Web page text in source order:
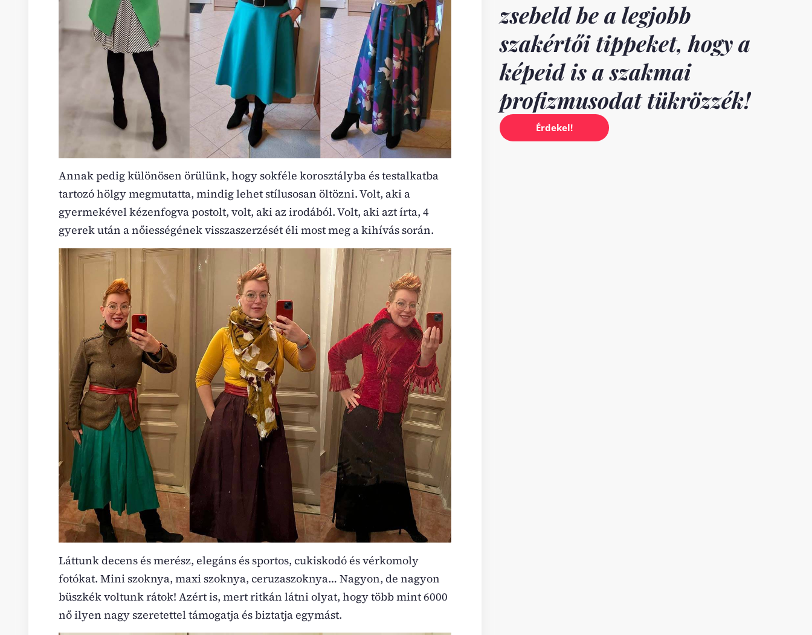
Annak pedig különösen örülünk, hogy sokféle korosztályba és testalkatba
tartozó hölgy megmutatta, mindig lehet stílusosan öltözni. Volt, aki a
gyermekével kézenfogva postolt, volt, aki az irodából. Volt, aki azt írta, 4
gyerek után a nőiességének visszaszerzését éli most meg a kihívás során.
Láttunk decens és merész, elegáns és sportos, cukiskodó és vérkomoly
fotókat. Mini szoknya, maxi szoknya, ceruzaszoknya… Nagyon, de nagyon
büszkék voltunk rátok! Azért is, mert ritkán látni olyat, hogy több mint 6000
nő ilyen nagy szeretettel támogatja és biztatja egymást.
zsebeld be a legjobb
szakértői tippeket, hogy a
képeid is a szakmai
profizmusodat tükrözzék!
Érdekel!